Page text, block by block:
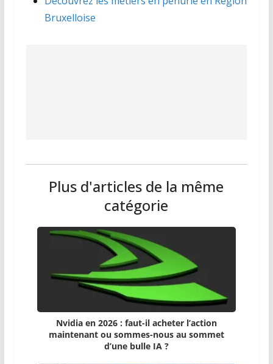
Bruxelloise
Plus d'articles de la même
catégorie
Nvidia en 2026 : faut-il acheter l’action
maintenant ou sommes-nous au sommet
d’une bulle IA ?